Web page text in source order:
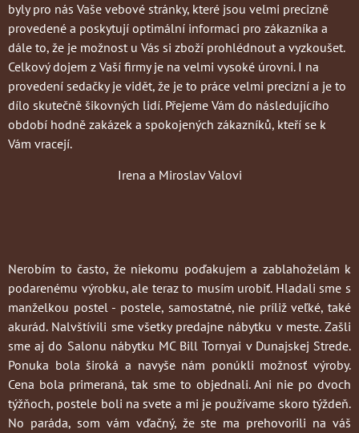
byly pro nás Vaše vebové stránky, které jsou velmi precizně
provedené a poskytují optimální informaci pro zákazníka a
dále to, že je možnost u Vás si zboží prohlédnout a vyzkoušet.
Celkový dojem z Vaší firmy je na velmi vysoké úrovni. I na
provedení sedačky je vidět, že je to práce velmi precizní a je to
dílo skutečně šikovných lidí. Přejeme Vám do následujícího
období hodně zakázek a spokojených zákazníků, kteří se k
Vám vracejí.
Irena a Miroslav Valovi
Nerobím to často, že niekomu poďakujem a zablahoželám k
podarenému výrobku, ale teraz to musím urobiť. Hladali sme s
manželkou postel - postele, samostatné, nie príliž veľké, také
akurád. Nalvštívili sme všetky predajne nábytku v meste. Zašli
sme aj do Salonu nábytku MC Bill Tornyai v Dunajskej Strede.
Ponuka bola široká a navyše nám ponúkli možnosť výroby.
Cena bola primeraná, tak sme to objednali. Ani nie po dvoch
týžňoch, postele boli na svete a mi je používame skoro týždeň.
No paráda, som vám vďačný, že ste ma prehovorili na váš